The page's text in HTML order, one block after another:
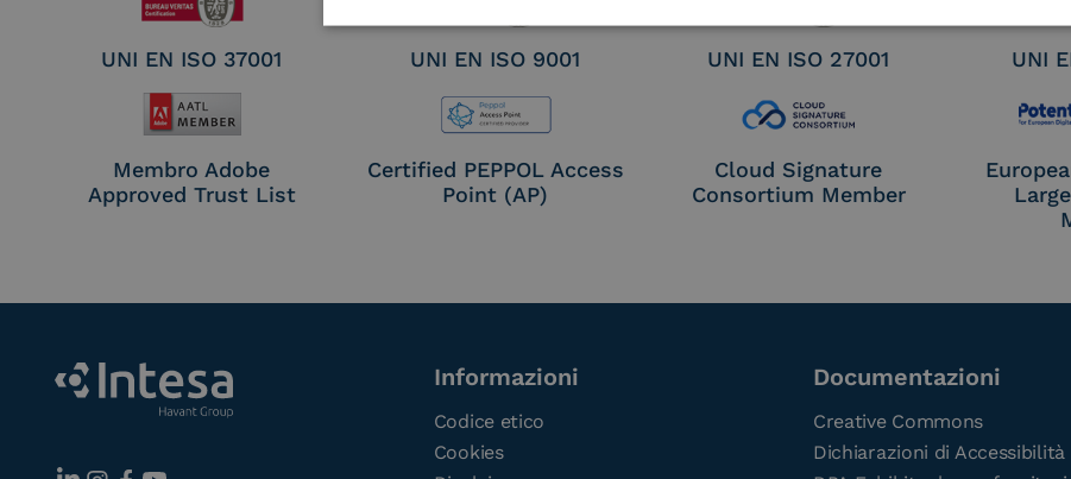
UNI EN ISO 37001 UNI EN ISO 9001 UNI EN ISO 27001 UNI
Membro Adobe
Approved Trust List
Certified PEPPOL Access
Point (AP)
Cloud Signature
Consortium Member
Informazioni
Codice etico
Cookies
Documentazioni
Creative Commons
Dichiarazioni di Accessibilità